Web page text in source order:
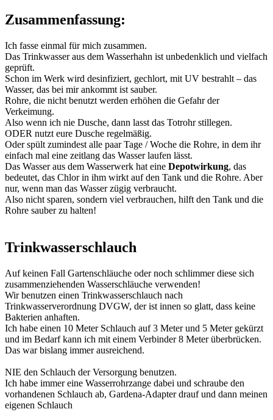
Zusammenfassung:
Ich fasse einmal für mich zusammen.
Das Trinkwasser aus dem Wasserhahn ist unbedenklich und vielfach
geprüft.
Schon im Werk wird desinfiziert, gechlort, mit UV bestrahlt – das
Wasser, das bei mir ankommt ist sauber.
Rohre, die nicht benutzt werden erhöhen die Gefahr der
Verkeimung.
Also wenn ich nie Dusche, dann lasst das Totrohr stillegen.
ODER nutzt eure Dusche regelmäßig.
Oder spült zumindest alle paar Tage / Woche die Rohre, in dem ihr
einfach mal eine zeitlang das Wasser laufen lässt.
Das Wasser aus dem Wasserwerk hat eine Depotwirkung, das
bedeutet, das Chlor in ihm wirkt auf den Tank und die Rohre. Aber
nur, wenn man das Wasser zügig verbraucht.
Also nicht sparen, sondern viel verbrauchen, hilft den Tank und die
Rohre sauber zu halten!
Trinkwasserschlauch
Auf keinen Fall Gartenschläuche oder noch schlimmer diese sich
zusammenziehenden Wasserschläuche verwenden!
Wir benutzen einen Trinkwasserschlauch nach
Trinkwasserverordnung DVGW, der ist innen so glatt, dass keine
Bakterien anhaften.
Ich habe einen 10 Meter Schlauch auf 3 Meter und 5 Meter gekürzt
und im Bedarf kann ich mit einem Verbinder 8 Meter überbrücken.
Das war bislang immer ausreichend.
NIE den Schlauch der Versorgung benutzen.
Ich habe immer eine Wasserrohrzange dabei und schraube den
vorhandenen Schlauch ab, Gardena-Adapter drauf und dann meinen
eigenen Schlauch